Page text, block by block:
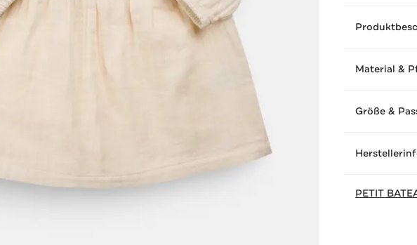
Material &
Größe &
PETIT